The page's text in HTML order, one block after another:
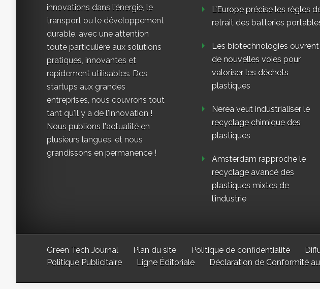
innovations dans l'énergie, le
transport ou le développement
durable, avec une attention
toute particulière aux solutions
pratiques, innovantes et
rapidement utilisables. Des
startups aux grandes
entreprises, nous couvrons tout
tant qu'il y a de l'innovation !
Nous publions l'actualité en
plusieurs langues, et nous
grandissons en permanence !
L’Europe précise les règles
retrait des batteries
Les biotechnologies ouvrent
de nouvelles voies pour
valoriser les déchets
plastiques
Nerea veut industrialiser le
recyclage chimique des
plastiques
Amsterdam rapproche le
recyclage avancé des
plastiques mixtes de
l’industrie
Green Tech Journal Plan du site Politique de confidentialité
Politique Publicitaire
Ligne Éditoriale Déclaration de Conformité